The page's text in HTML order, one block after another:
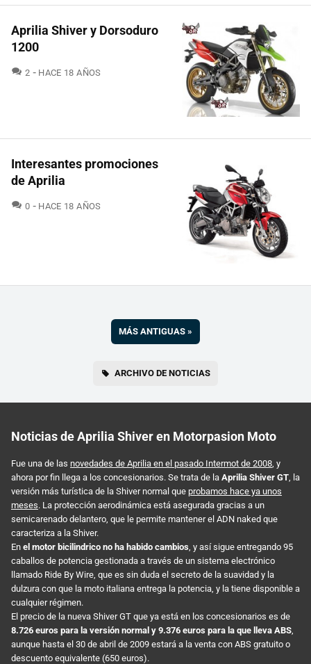
Aprilia Shiver y Dorsoduro
1200
2 COMENTARIOS
HACE 18 AÑOS
Interesantes promociones
de Aprilia
0 COMENTARIOS
HACE 18 AÑOS
MÁS ANTIGUAS »
ARCHIVO DE NOTICIAS
Noticias de Aprilia Shiver en Motorpasion Moto
Fue una de las novedades de Aprilia en el pasado Intermot de 2008 , y
ahora por fin llega a los concesionarios. Se trata de la Aprilia Shiver GT , la
versión más turística de la Shiver normal que probamos hace ya unos
meses. La protección aerodinámica está asegurada gracias a un
semicarenado delantero, que le permite mantener el ADN naked que
caracteriza a la Shiver.
En el motor bicilindrico no ha habido cambios , y así sigue entregando 95
caballos de potencia gestionada a través de un sistema electrónico
llamado Ride By Wire, que es sin duda el secreto de la suavidad y la
dulzura con que la moto italiana entrega la potencia, y la tiene disponible a
cualquier régimen.
El precio de la nueva Shiver GT que ya está en los concesionarios es de
8.726 euros para la versión normal y 9.376 euros para la que lleva ABS
aunque hasta el 30 de abril de 2009 estará a la venta con ABS gratuito o
descuento equivalente (650 euros).